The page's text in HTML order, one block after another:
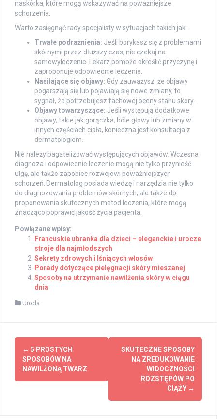
naskórka, które mogą wskazywać na poważniejsze
schorzenia.
Warto zasięgnąć rady specjalisty w sytuacjach takich jak:
Trwałe podrażnienia: Jeśli borykasz się z problemami
skórnymi przez dłuższy czas, nie czekaj na
samowyleczenie. Lekarz pomoże określić przyczynę i
zaproponuje odpowiednie leczenie.
Nasilające się objawy: Gdy zauważysz, że objawy
pogarszają się lub pojawiają się nowe zmiany, to
sygnał, że potrzebujesz fachowej oceny stanu skóry.
Objawy towarzyszące: Jeśli występują dodatkowe
objawy, takie jak gorączka, bóle głowy lub zmiany w
innych częściach ciała, konieczna jest konsultacja z
dermatologiem.
Nie należy bagatelizować występujących objawów. Wczesna
diagnoza i odpowiednie leczenie mogą nie tylko przynieść
ulgę, ale także zapobiec rozwojowi poważniejszych
schorzeń. Dermatolog posiada wiedzę i narzędzia nie tylko
do diagnozowania problemów skórnych, ale także do
proponowania skutecznych metod leczenia, które mogą
znacząco poprawić jakość życia pacjenta.
Powiązane wpisy:
Francuskie ubranka dla dzieci – eleganckie i urocze
stroje dla najmłodszych
Sekrety zdrowych i lśniących włosów
Porady dotyczące pielęgnacji skóry mieszanej
Sposoby na utrzymanie nawilżenia skóry w ciągu
dnia
Uroda
Post
navigation
← 5 PROSTYCH
SPOSOBÓW NA
NAWILŻONĄ TWARZ
SKUTECZNE SPOSOBY
NA ZREDUKOWANIE
WIDOCZNOŚCI
ROZSTĘPÓW PO
CIĄŻY →